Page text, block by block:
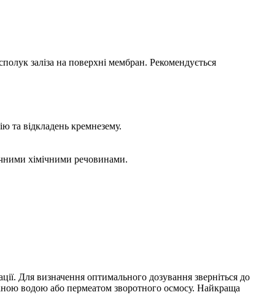
заліза на поверхні мембран. Рекомендується
та відкладень кремнезему.
хімічними речовинами.
Для визначення оптимального дозування зверніться до
водою або пермеатом зворотного осмосу. Найкраща